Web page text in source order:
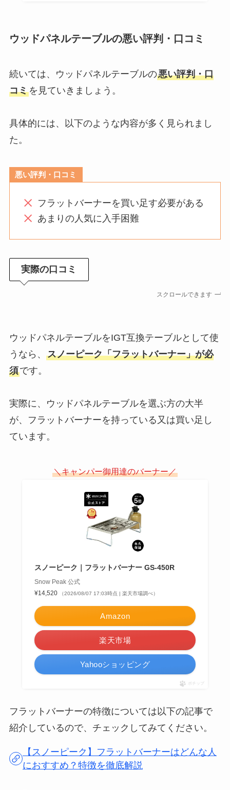
ウッドパネルテーブルの悪い評判・口コミ
続いては、ウッドパネルテーブルの悪い評判・口
コミを見ていきましょう。
具体的には、以下のような内容が多く見られまし
た。
悪い評判・口コミ
フラットバーナーを買い足す必要がある
あまりの人気に入手困難
実際の口コミ
スクロールできます
ウッドパネルテーブルをIGT互換テーブルとして使
うなら、 スノーピーク「フラットバーナー」が必
須です。
実際に、ウッドパネルテーブルを選ぶ方の大半
が、フラットバーナーを持っている又は買い足し
ています。
＼キャンパー御用達のバーナー／
スノーピーク｜フラットバーナー GS-450R
Snow Peak 公式
¥14,520
（2026/08/07 17:03時点 | 楽天市場調べ）
Amazon
楽天市場
Yahooショッピング
ポチップ
フラットバーナーの特徴については以下の記事で
紹介しているので、チェックしてみてください。
【スノーピーク】フラットバーナーはどんな人
におすすめ？特徴を徹底解説